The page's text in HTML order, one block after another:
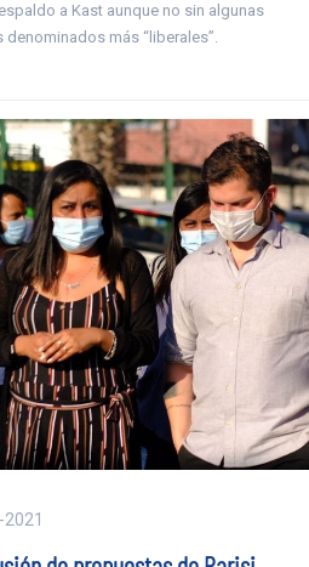
a Kast aunque no sin algunas
más “liberales”.